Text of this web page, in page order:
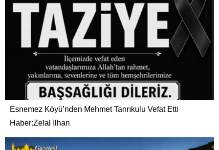
Esnemez Köyü’nden Mehmet Tanrıkulu Vefat Etti
Haber:Zelal İlhan